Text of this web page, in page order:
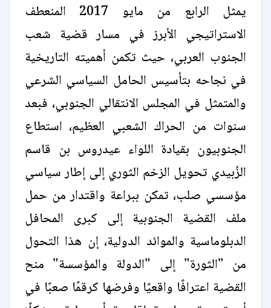
يمثل الرابع من مايو 2017 المنعطف
الاستراتيجي الأبرز في مسار قضية شعب
الجنوب العربي، حيث تكمن أهميته التاريخية
في نجاحه بتأسيس الحامل السياسي الشرعي
والمتمثل في المجلس الانتقالي الجنوبي، فبعد
سنوات من الحراك الشعبي العظيم، استطاع
الجنوبيون بقيادة اللواء عيدروس بن قاسم
الزُبيدي تحويل الزخم الثوري إلى إطار سياسي
مؤسسي صلب، تمكن ببراعة واقتدار من حمل
ملف القضية الجنوبية إلى كبرى المحافل
الدبلوماسية والموائد الدولية، إن هذا التحول
من "الثورة" إلى "الدولة والمؤسسة" منح
القضية اعترافًا واقعيًا وفرضها كرقمًا صعبًا في